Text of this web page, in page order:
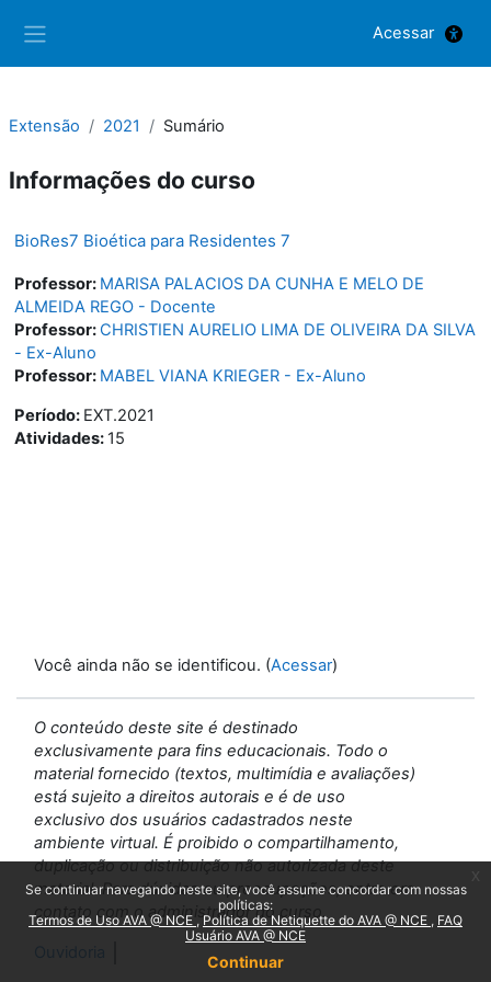
Se continuar navegando neste site, você assume concordar com nossas
políticas:
Termos de Uso AVA @ NCE
Política de Netiquette do AVA @ NCE
FAQ
Usuário AVA @ NCE
Continuar
Acessar
Extensão 2021 Sumário
Informações do curso
BioRes7 Bioética para Residentes 7
Professor: MARISA PALACIOS DA CUNHA E MELO DE
ALMEIDA REGO - Docente
Professor:CHRISTIEN AURELIO LIMA DE OLIVEIRA DA SILVA
- Ex-Aluno
Professor: MABEL VIANA KRIEGER - Ex-Aluno
Período: EXT.2021
Atividades: 15
Você ainda não se identificou. (Acessar)
O conteúdo deste site é destinado
exclusivamente para fins educacionais. Todo o
material fornecido (textos, multimídia e avaliações)
está sujeito a direitos autorais e é de uso
exclusivo dos usuários cadastrados neste
ambiente virtual. É proibido o compartilhamento,
duplicação ou distribuição não autorizada deste
material. Para dúvidas ou preocupações, entre em
contato com o administrador do curso.
Ouvidoria